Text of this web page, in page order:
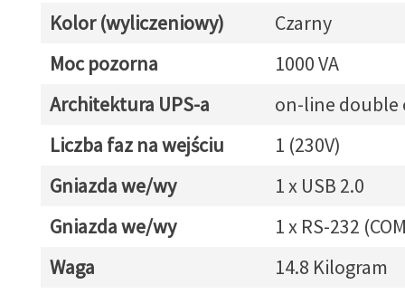
Kolor (wyliczeniowy)
Czarny
Moc pozorna
1000 VA
Architektura UPS-a
on-line double
Liczba faz na wejściu
1 (230V)
Gniazda we/wy
1 x USB 2.0
Gniazda we/wy
1 x RS-232
Waga
14.8 Kilogram